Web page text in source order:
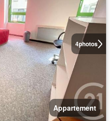
4photos
Appartement